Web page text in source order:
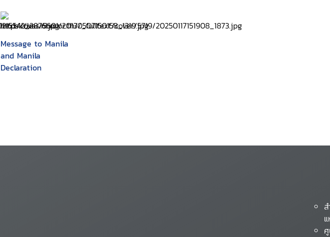
Message to Manila
and Manila
Declaration